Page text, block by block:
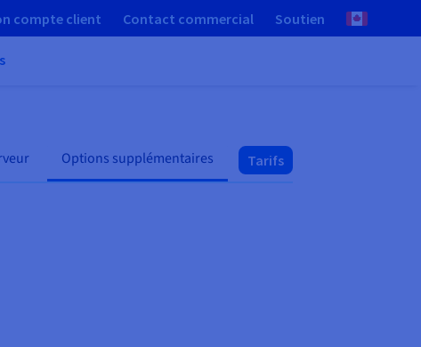
compte client Contact commercial Soutien
Options supplémentaires Tarifs